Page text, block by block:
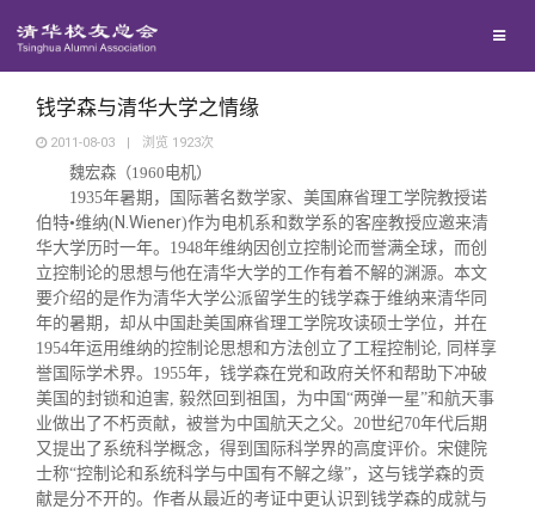
西南联大校友会
义工计划
新媒体平台
青春风采
校友文苑
校友讲坛
校友视界
校友服务
终身学习
校友总会
钱学森与清华大学之情缘
2011-08-03 | 浏览 1923次
魏宏森 （1960电机）
1935年暑期，国际著名数学家、美国麻省理工学院教授诺
伯特•维纳( N.Wiener)作为电机系和数学系的客座教授应邀来清
华大学历时一年。1948年维纳因创立控制论而誉满全球，而创
立控制论的思想与他在清华大学的工作有着不解的渊源。本文
要介绍的是作为清华大学公派留学生的钱学森于维纳来清华同
年的暑期，却从中国赴美国麻省理工学院攻读硕士学位，并在
1954年运用维纳的控制论思想和方法创立了工程控制论, 同样享
誉国际学术界。1955年，钱学森在党和政府关怀和帮助下冲破
美国的封锁和迫害, 毅然回到祖国，为中国“两弹一星”和航天事
业做出了不朽贡献，被誉为中国航天之父。20世纪70年代后期
又提出了系统科学概念，得到国际科学界的高度评价。宋健院
士称“控制论和系统科学与中国有不解之缘”，这与钱学森的贡
献是分不开的。作者从最近的考证中更认识到钱学森的成就与